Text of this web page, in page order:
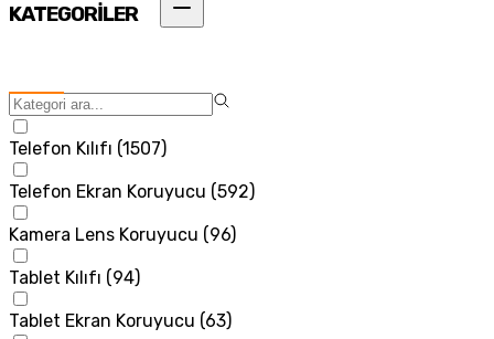
KATEGORİLER
Telefon Kılıfı (1507)
Telefon Ekran Koruyucu (592)
Kamera Lens Koruyucu (96)
Tablet Kılıfı (94)
Tablet Ekran Koruyucu (63)